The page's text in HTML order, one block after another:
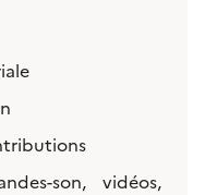
son, vidéos,